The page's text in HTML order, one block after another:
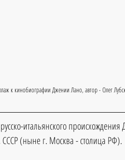
к кинобиографии Джении Лано, автор - Олег
итальянского
(ныне г. Москва - столица РФ).